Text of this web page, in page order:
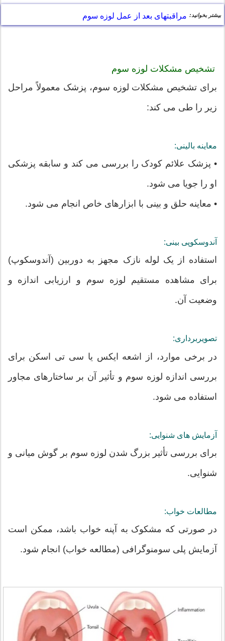
بیشتر بخوانید: مراقبتهای بعد از عمل لوزه سوم
تشخیص مشکلات لوزه سوم
برای تشخیص مشکلات لوزه سوم، پزشک معمولاً مراحل
زیر را طی می کند:
معاینه بالینی:
• پزشک علائم کودک را بررسی می کند و سابقه پزشکی
او را جویا می شود.
• معاینه حلق و بینی با ابزارهای خاص انجام می شود.
آندوسکوپی بینی:
استفاده از یک لوله نازک مجهز به دوربین (آندوسکوپ)
برای مشاهده مستقیم لوزه سوم و ارزیابی اندازه و
وضعیت آن.
تصویربرداری:
در برخی موارد، از اشعه ایکس یا سی تی اسکن برای
بررسی اندازه لوزه سوم و تأثیر آن بر ساختارهای مجاور
استفاده می شود.
آزمایش های شنوایی:
برای بررسی تأثیر بزرگ شدن لوزه سوم بر گوش میانی و
شنوایی.
مطالعات خواب:
در صورتی که مشکوک به آپنه خواب باشد، ممکن است
آزمایش پلی سومنوگرافی (مطالعه خواب) انجام شود.